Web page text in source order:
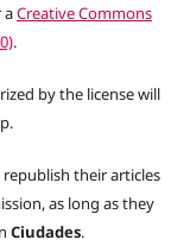
aCreative Commons
.
by the license will
their articles
as long as they
Ciudades.